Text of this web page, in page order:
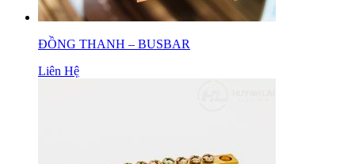
ĐỒNG THANH – BUSBAR
Liên Hệ